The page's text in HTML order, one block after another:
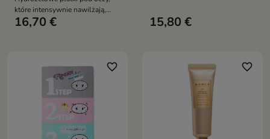
które intensywnie nawilżają,
koją podrażnienia i pomagają
16,70 €
podrażnienia i pomaga
zmniejszyć widoczność
15,80 €
favorite_border favorite_border